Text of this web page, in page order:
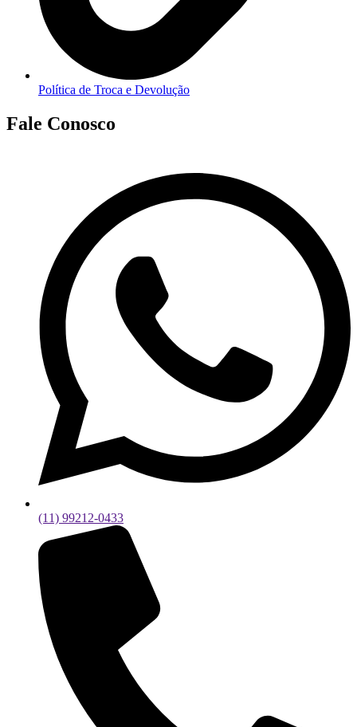
Política de Troca e Devolução
Fale Conosco
(11) 99212-0433